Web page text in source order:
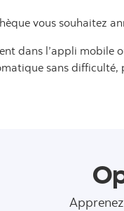
vous souhaitez
dans l’appli mobile
sans difficulté,